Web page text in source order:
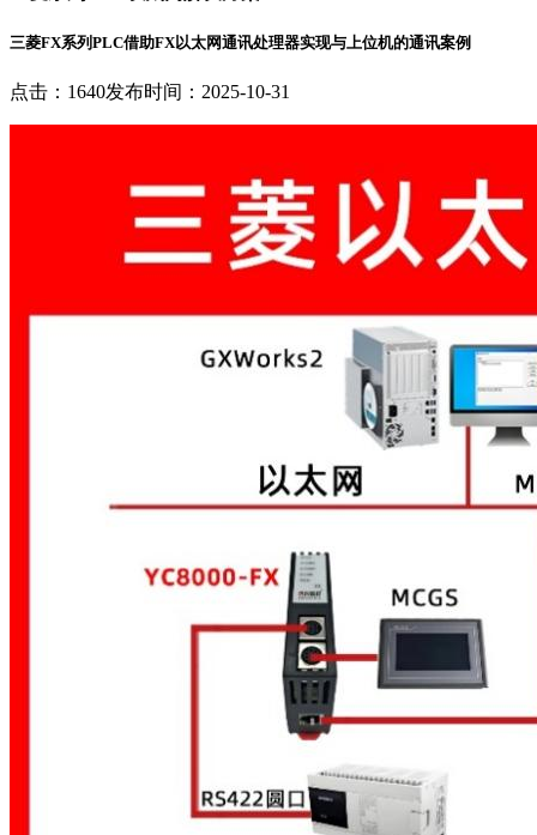
三菱FX系列PLC借助FX以太网通讯处理器实现与上位机的通讯案例
点击：1640发布时间：2025-10-31